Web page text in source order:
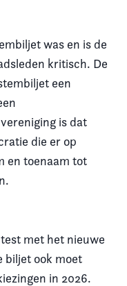
was en is de
kritisch. De
een
is dat
die er op
en toenaam tot
met het nieuwe
biljet ook moet
in 2026.